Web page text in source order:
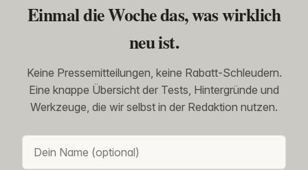
Einmal die Woche das, was wirklich
neu ist.
Keine Pressemitteilungen, keine Rabatt-Schleudern.
Eine knappe Übersicht der Tests, Hintergründe und
Werkzeuge, die wir selbst in der Redaktion nutzen.